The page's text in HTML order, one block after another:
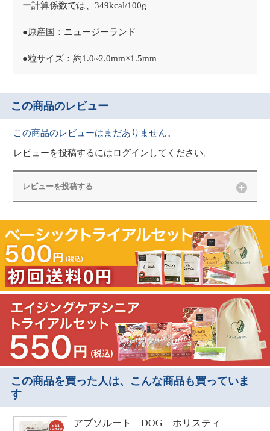
ー計算係数では、349kcal/100g
●原産国：ニュージーランド
●粒サイズ：約1.0~2.0mm×1.5mm
この商品のレビュー
この商品のレビューはまだありません。
レビューを投稿するにはログイン してください。
レビューを投稿する
この商品を買った人は、こんな商品も買っていま
す
アブソルート DOG ホリスティ